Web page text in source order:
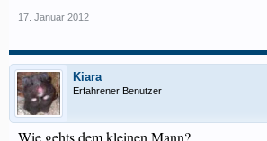
17. Januar 2012
Kiara
Erfahrener Benutzer
Wie gehts dem kleinen Mann?